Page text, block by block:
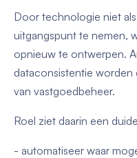
Door technologie niet als
uitgangspunt te nemen,
opnieuw te ontwerpen.
dataconsistentie worden
van vastgoedbeheer.
Roel ziet daarin een
- automatiseer waar